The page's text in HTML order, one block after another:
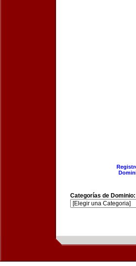
Categorías de Dominio: